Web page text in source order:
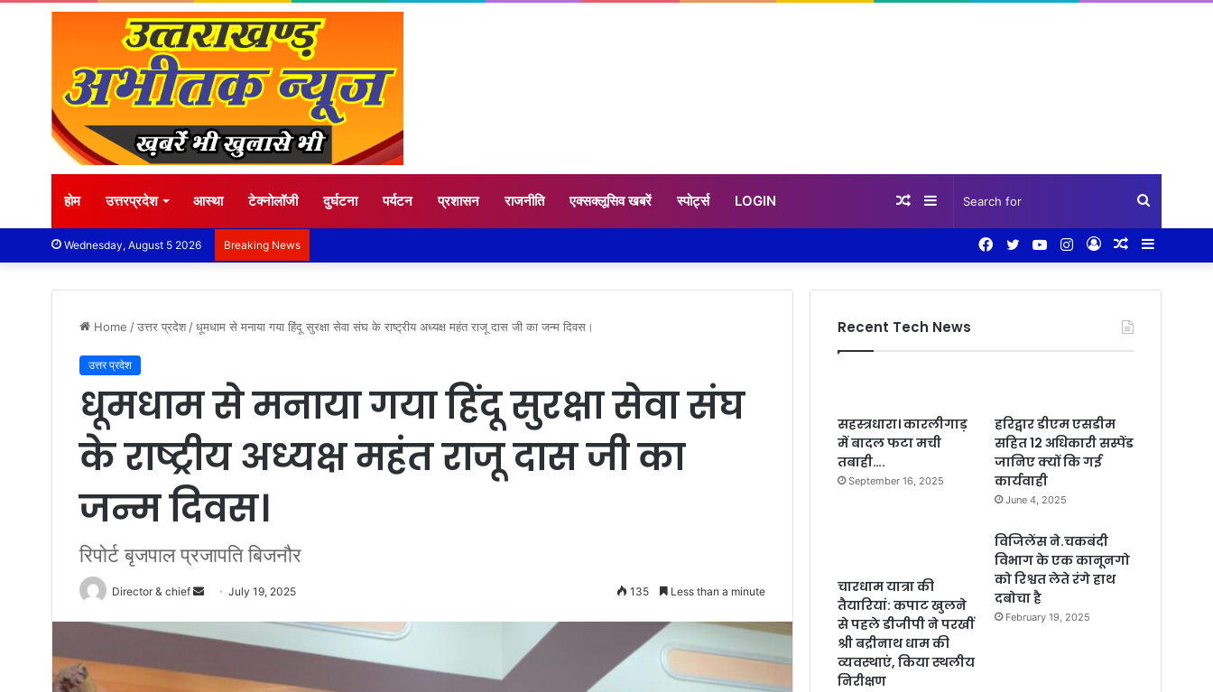
होम उत्तरप्रदेश आस्था टेक्नोलॉजी दुर्घटना पर्यटन प्रशासन राजनीति एक्सक्लूसिव खबरें स्पोर्ट्स LOGIN Search
for
Sidebar
Random
Wednesday, August 5 2026 Breaking News Sidebar
Random
Log
Instagram
YouTube
Twitter
Facebook
Home /उत्तर प्रदेश /धूमधाम से मनाया गया हिंदू सुरक्षा सेवा संघ के राष्ट्रीय अध्यक्ष महंत राजू दास जी का जन्म दिवस।
उत्तर प्रदेश
धूमधाम से मनाया गया हिंदू सुरक्षा सेवा संघ
के राष्ट्रीय अध्यक्ष महंत राजू दास जी का
जन्म दिवस।
रिपोर्ट बृजपाल प्रजापति बिजनौर
Director & chief
Send
email
July 19, 2025 135 Less than a minute
Recent Tech News
सहस्त्रधारा। कारलीगाड़
में बादल फटा मची
तबाही….
September 16, 2025
हरिद्वार डीएम एसडीम
सहित 12 अधिकारी सस्पेंड
जानिए क्यों कि गई
कार्यवाही
June 4, 2025
चारधाम यात्रा की
तैयारियां: कपाट खुलने
से पहले डीजीपी ने परखीं
श्री बद्रीनाथ धाम की
व्यवस्थाएं, किया स्थलीय
निरीक्षण
विजिलेंस ने.चकबंदी
विभाग के एक कानूनगो
को रिश्वत लेते रंगे हाथ
दबोचा है
February 19, 2025